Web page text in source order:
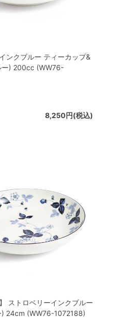
ンクブルー ティーカップ&
ー) 200cc (WW76-
8,250円(税込)
ストロベリーインクブルー
) 24cm (WW76-1072188)